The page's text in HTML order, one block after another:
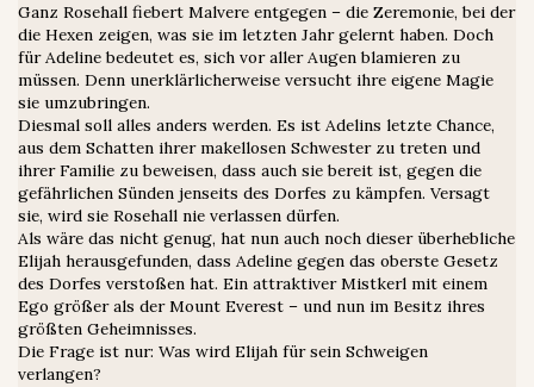
Ganz Rosehall fiebert Malvere entgegen – die Zeremonie, bei der
die Hexen zeigen, was sie im letzten Jahr gelernt haben. Doch
für Adeline bedeutet es, sich vor aller Augen blamieren zu
müssen. Denn unerklärlicherweise versucht ihre eigene Magie
sie umzubringen.
Diesmal soll alles anders werden. Es ist Adelins letzte Chance,
aus dem Schatten ihrer makellosen Schwester zu treten und
ihrer Familie zu beweisen, dass auch sie bereit ist, gegen die
gefährlichen Sünden jenseits des Dorfes zu kämpfen. Versagt
sie, wird sie Rosehall nie verlassen dürfen.
Als wäre das nicht genug, hat nun auch noch dieser überhebliche
Elijah herausgefunden, dass Adeline gegen das oberste Gesetz
des Dorfes verstoßen hat. Ein attraktiver Mistkerl mit einem
Ego größer als der Mount Everest – und nun im Besitz ihres
größten Geheimnisses.
Die Frage ist nur: Was wird Elijah für sein Schweigen
verlangen?